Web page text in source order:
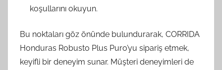
koşullarını okuyun.
Bu noktaları göz önünde bulundurarak, CORRIDA
Honduras Robusto Plus Puro’yu sipariş etmek,
keyifli bir deneyim sunar. Müşteri deneyimleri de